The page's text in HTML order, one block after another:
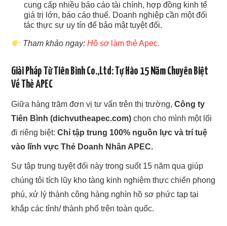
cung cấp nhiều báo cáo tài chính, hợp đồng kinh tế
giá trị lớn, báo cáo thuế. Doanh nghiệp cần một đối
tác thực sự uy tín để bảo mật tuyệt đối.
Tham khảo ngay: Hồ sơ làm thẻ Apec.
Giải Pháp Từ Tiên Bình Co.,Ltd: Tự Hào 15 Năm Chuyên Biệt
Về Thẻ APEC
Giữa hàng trăm đơn vị tư vấn trên thị trường,Công ty
Tiên Bình (dichvutheapec.com) chọn cho mình một lối
đi riêng biệt:Chỉ tập trung 100% nguồn lực và trí tuệ
vào lĩnh vực Thẻ Doanh Nhân APEC.
Sự tập trung tuyệt đối này trong suốt 15 năm qua giúp
chúng tôi tích lũy kho tàng kinh nghiệm thực chiến phong
phú, xử lý thành công hàng nghìn hồ sơ phức tạp tại
khắp các tỉnh/ thành phố trên toàn quốc.